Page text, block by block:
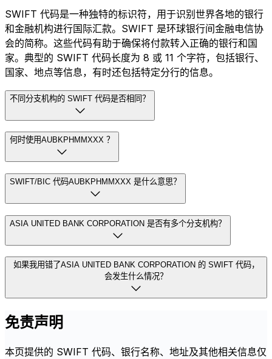
SWIFT 代码是一种独特的标识符，用于识别世界各地的银行
和金融机构进行国际汇款。SWIFT 是环球银行间金融电信协
会的简称。这些代码有助于确保将付款转入正确的银行和国
家。典型的 SWIFT 代码长度为 8 或 11 个字符，包括银行、
国家、地点等信息，有时还包括特定分行的信息。
不同分支机构的 SWIFT 代码是否相同？
何时使用AUBKPHMMXXX ？
SWIFT/BIC 代码AUBKPHMMXXX 是什么意思？
ASIA UNITED BANK CORPORATION 是否有多个分支机构？
如果我用错了ASIA UNITED BANK CORPORATION 的 SWIFT 代码，
会发生什么情况？
免责声明
本页提供的 SWIFT 代码、银行名称、地址及其他相关信息仅